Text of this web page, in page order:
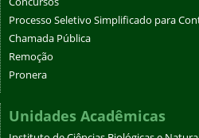
Processo Seletivo Simplificado para
Chamada Pública
Remoção
Pronera
Unidades Acadêmicas